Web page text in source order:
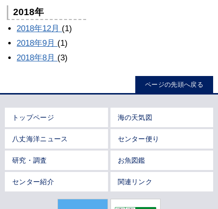
2018年
2018年12月 (1)
2018年9月 (1)
2018年8月 (3)
ページの先頭へ戻る
トップページ 海の天気図
八丈海洋ニュース センター便り
研究・調査 お魚図鑑
センター紹介 関連リンク